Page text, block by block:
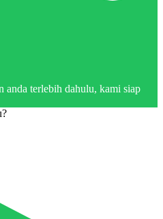
anda terlebih dahulu, kami siap